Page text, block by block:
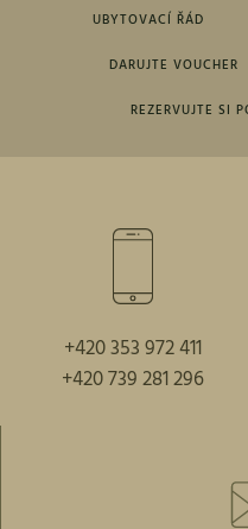
UBYTOVACÍ ŘÁD
DARUJTE VOUCHER
REZERVUJTE SI
+420 353 972 411
+420 739 281 296